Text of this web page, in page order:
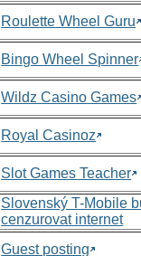
Roulette Wheel Guru
Bingo Wheel Spinner
Wildz Casino Games
Royal Casinoz
Slot Games Teacher
Slovenský T-Mobile
cenzurovat internet
Guest posting